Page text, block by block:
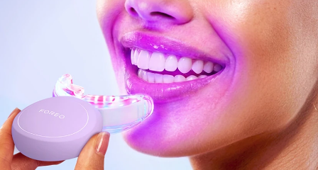
我的設備
我的訂單
我的地址
我的訂閱
FAQ™ Pure Beauty-Tech Elixir
issa™ Teeth Whitening Set
Deutsch
Español
Italiano
Português
Svenska
Русский
Türkçe
简体中文 繁體中文
發貨國家